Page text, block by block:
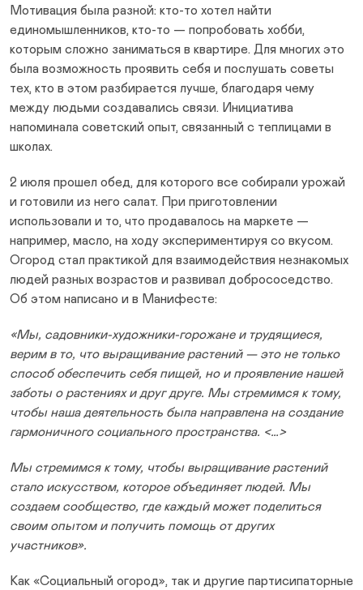
Мотивация была разной: кто-то хотел найти
единомышленников, кто-то — попробовать хобби,
которым сложно заниматься в квартире. Для многих это
была возможность проявить себя и послушать советы
тех, кто в этом разбирается лучше, благодаря чему
между людьми создавались связи. Инициатива
напоминала советский опыт, связанный с теплицами в
школах.
2 июля прошел обед, для которого все собирали урожай
и готовили из него салат. При приготовлении
использовали и то, что продавалось на маркете —
например, масло, на ходу экспериментируя со вкусом.
Огород стал практикой для взаимодействия незнакомых
людей разных возрастов и развивал добрососедство.
Об этом написано и в Манифесте:
«Мы, садовники-художники-горожане и трудящиеся,
верим в то, что выращивание растений — это не только
способ обеспечить себя пищей, но и проявление нашей
заботы о растениях и друг друге. Мы стремимся к тому,
чтобы наша деятельность была направлена на создание
гармоничного социального пространства. <…>
Мы стремимся к тому, чтобы выращивание растений
стало искусством, которое объединяет людей. Мы
создаем сообщество, где каждый может поделиться
своим опытом и получить помощь от других
участников».
Как «Социальный огород», так и другие партисипаторные